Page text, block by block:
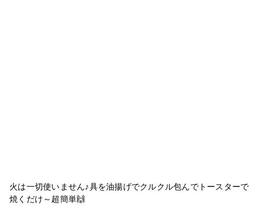
火は一切使いません♪具を油揚げでクルクル包んでトースターで
焼くだけ～超簡単🙌